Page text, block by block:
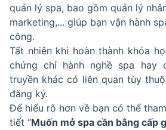
quản lý spa, bao gồm quản lý
marketing,... giúp bạn vận hành
công.
Tất nhiên khi hoàn thành khóa
chứng chỉ hành nghề spa hay
truyền khác có liên quan tùy
đăng ký.
Để hiểu rõ hơn về bạn có thể
tiết “Muốn mở spa cần bằng cấp